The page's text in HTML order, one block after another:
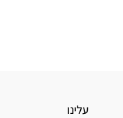
עלינו
עלינו